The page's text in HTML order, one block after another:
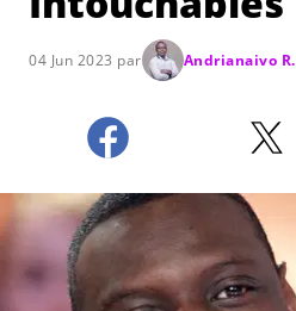
04 Jun 2023 par Andrianaivo R.